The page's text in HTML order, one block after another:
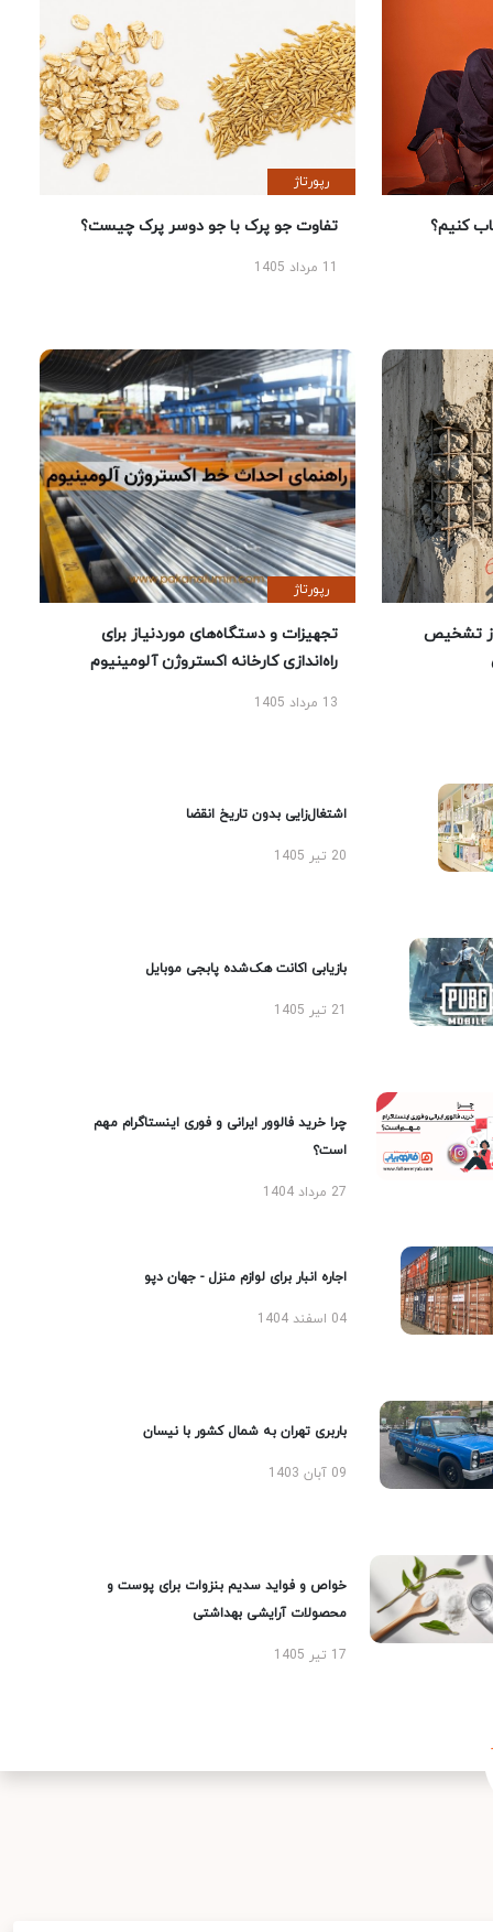
کنیم؟
رپورتاژ
تفاوت جو پرک با جو دوسر پرک چیست؟
تشخیص
رپورتاژ
تجهیزات و دستگاه‌های موردنیاز برای
راه‌اندازی کارخانه اکستروژن آلومینیوم
13 مرداد 1405
اشتغال‌زایی بدون تاریخ انقضا
20 تیر 1405
بازیابی اکانت هک‌شده پابجی موبایل
چرا خرید فالوور ایرانی و فوری اینستاگرام مهم
است؟
27 مرداد 1404
اجاره انبار برای لوازم منزل - جهان دپو
04 اسفند 1404
باربری تهران به شمال کشور با نیسان
09 آبان 1403
خواص و فواید سدیم بنزوات برای پوست و
محصولات آرایشی بهداشتی
17 تیر 1405